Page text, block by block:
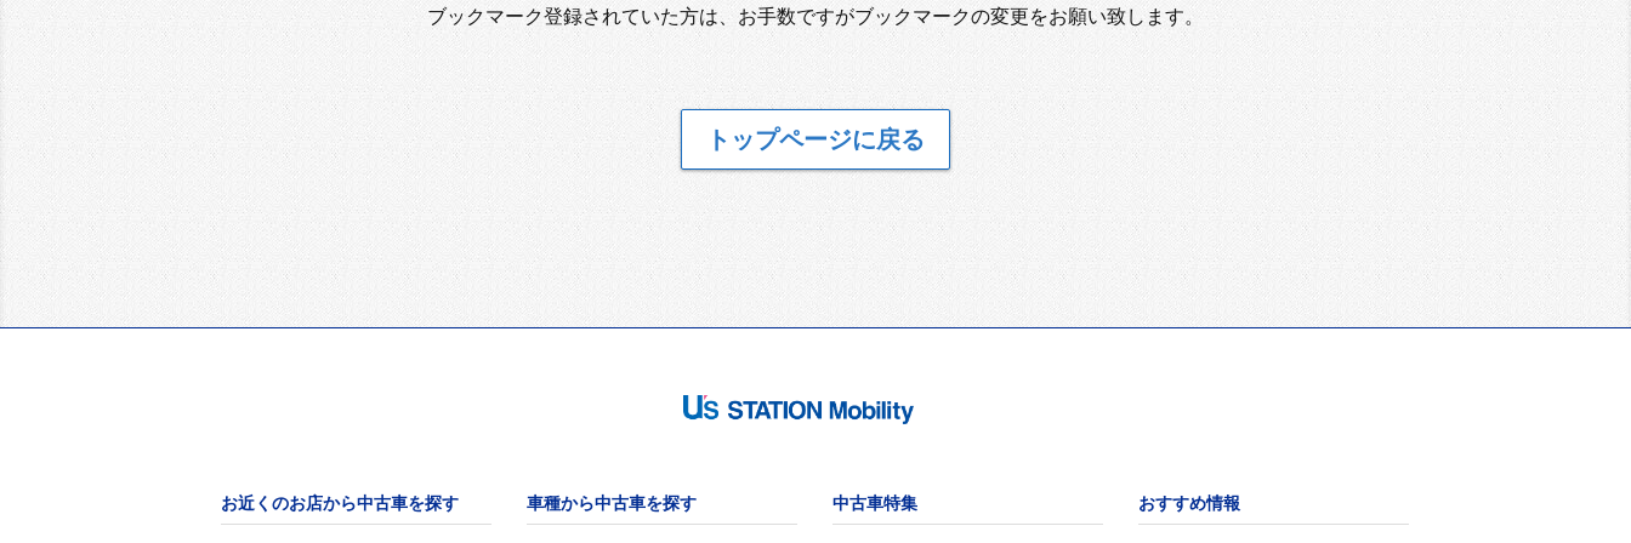
ブックマーク登録されていた方は、お手数ですがブックマークの変更をお願い致します。
トップページに戻る
お近くのお店から中古車を探す 車種から中古車を探す 中古車特集 おすすめ情報